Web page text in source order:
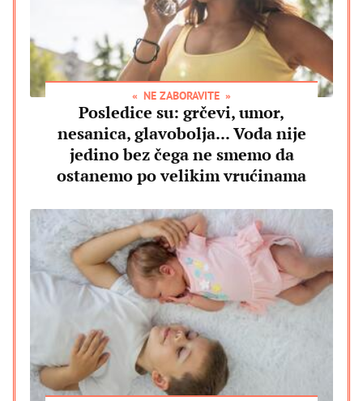
NE ZABORAVITE
Posledice su: grčevi, umor,
nesanica, glavobolja... Voda nije
jedino bez čega ne smemo da
ostanemo po velikim vrućinama